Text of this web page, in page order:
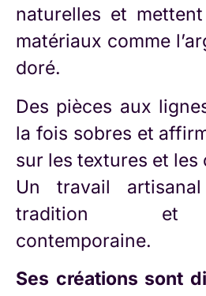
naturelles et
matériaux comme
doré.
Des pièces aux
la fois sobres et
sur les textures et les
Un travail
tradition et
contemporaine.
Ses créations sont